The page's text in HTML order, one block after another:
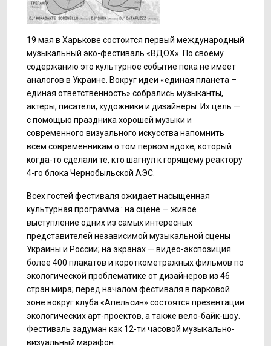
19 мая в Харькове состоится первый международный
музыкальный эко-фестиваль «ВДОХ». По своему
содержанию это культурное событие пока не имеет
аналогов в Украине. Вокруг идеи «единая планета –
единая ответственность» собрались музыканты,
актеры, писатели, художники и дизайнеры. Их цель —
с помощью праздника хорошей музыки и
современного визуального искусства напомнить
всем современникам о том первом вдохе, который
когда-то сделали те, кто шагнул к горящему реактору
4-го блока Чернобыльской АЭС.
Всех гостей фестиваля ожидает насыщенная
культурная программа : на сцене — живое
выступление одних из самых интересных
представителей независимой музыкальной сцены
Украины и России; на экранах — видео-экспозиция
более 400 плакатов и короткометражных фильмов по
экологической проблематике от дизайнеров из 46
стран мира; перед началом фестиваля в парковой
зоне вокруг клуба «Апельсин» состоятся презентации
экологических арт-проектов, а также вело-байк-шоу.
Фестиваль задуман как 12-ти часовой музыкально-
визуальный марафон.